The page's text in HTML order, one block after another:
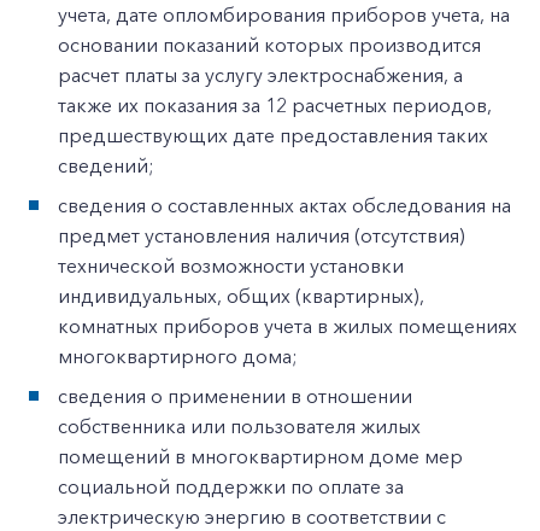
учета, дате опломбирования приборов учета, на
основании показаний которых производится
расчет платы за услугу электроснабжения, а
также их показания за 12 расчетных периодов,
предшествующих дате предоставления таких
сведений;
сведения о составленных актах обследования на
предмет установления наличия (отсутствия)
технической возможности установки
индивидуальных, общих (квартирных),
комнатных приборов учета в жилых помещениях
многоквартирного дома;
сведения о применении в отношении
собственника или пользователя жилых
помещений в многоквартирном доме мер
социальной поддержки по оплате за
электрическую энергию в соответствии с